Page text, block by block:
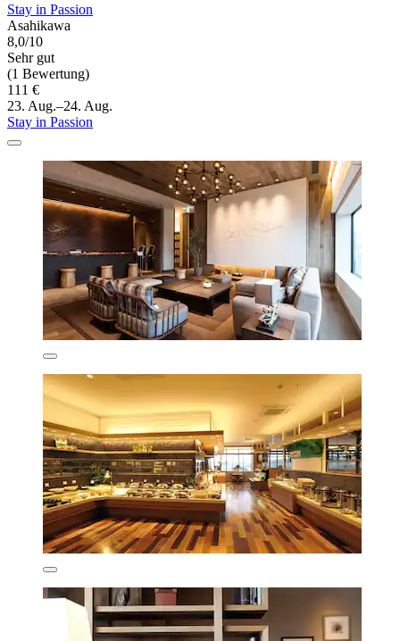
Stay in Passion
Asahikawa
8,0/10
Sehr gut
(1 Bewertung)
111 €
23. Aug.–24. Aug.
Stay in Passion